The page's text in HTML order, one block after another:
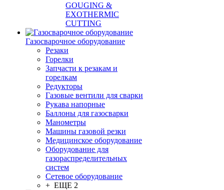
GOUGING &
EXOTHERMIC
CUTTING
Газосварочное оборудование
Резаки
Горелки
Запчасти к резакам и
горелкам
Редукторы
Газовые вентили для сварки
Рукава напорные
Баллоны для газосварки
Манометры
Машины газовой резки
Медицинское оборудование
Оборудование для
газораспределительных
систем
Сетевое оборудование
+ ЕЩЕ 2